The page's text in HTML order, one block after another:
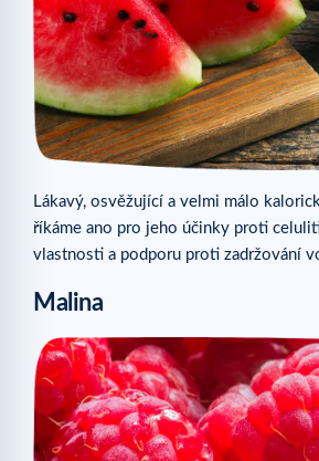
Lákavý, osvěžující a velmi málo
říkáme ano pro jeho účinky proti
vlastnosti a podporu proti zadržování
Malina